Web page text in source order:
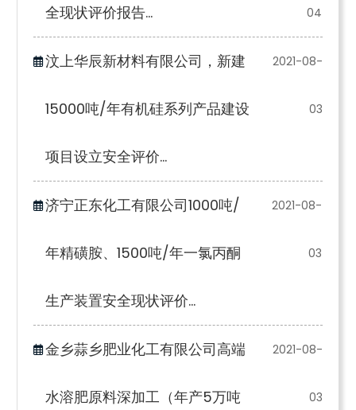
全现状评价报告... 04
汶上华辰新材料有限公司，新建
15000吨/年有机硅系列产品建设
项目设立安全评价...
2021-08-
03
济宁正东化工有限公司1000吨/
年精磺胺、1500吨/年一氯丙酮
生产装置安全现状评价...
2021-08-
03
金乡蒜乡肥业化工有限公司高端
水溶肥原料深加工（年产5万吨
2021-08-
03